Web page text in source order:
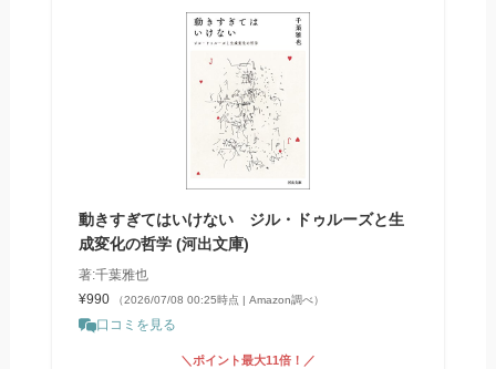
動きすぎてはいけない ジル・ドゥルーズと生
成変化の哲学 (河出文庫)
著:千葉雅也
¥990
（2026/07/08 00:25時点 | Amazon調べ）
口コミを見る
＼ポイント最大11倍！／